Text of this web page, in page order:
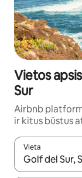
Vietos
Sur
Airbnb
ir kitus būstus
Vieta
Kai pasirodys